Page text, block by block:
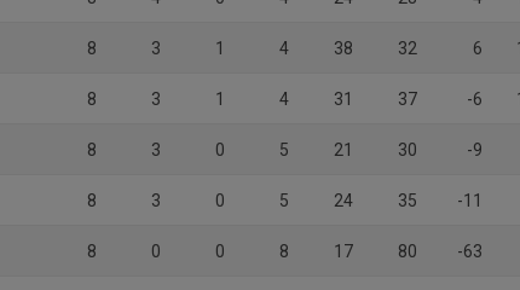
8 3 1 4 38 32 6
8 3 1 4 31 37 -6
8 3 0 5 21 30 -9
8 3 0 5 24 35 -11
8 0 0 8 17 80 -63